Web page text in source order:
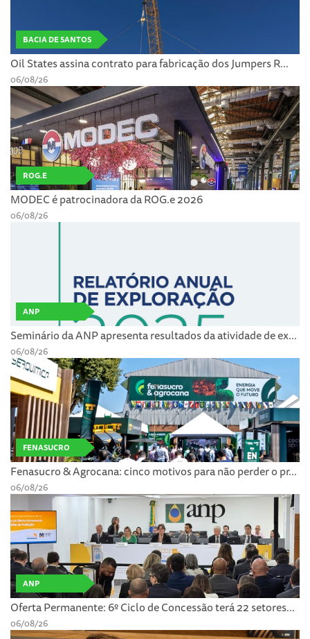
BACIA DE SANTOS
Oil States assina contrato para fabricação dos Jumpers R...
06/08/26
ROG.E
MODEC é patrocinadora da ROG.e 2026
06/08/26
ANP
Seminário da ANP apresenta resultados da atividade de ex...
06/08/26
FENASUCRO
Fenasucro & Agrocana: cinco motivos para não perder o pr...
06/08/26
ANP
Oferta Permanente: 6º Ciclo de Concessão terá 22 setores...
06/08/26